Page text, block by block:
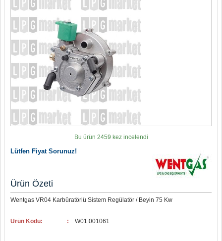
Bu ürün 2459 kez incelendi
Lütfen Fiyat Sorunuz!
Ürün Özeti
Wentgas VR04 Karbüratörlü Sistem Regülatör / Beyin 75 Kw
Ürün Kodu: : W01.001061